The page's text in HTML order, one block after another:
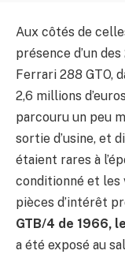
Aux côtés de
présence d’un
Ferrari 288 GTO,
2,6 millions
parcouru un peu
sortie d’usine, et
étaient rares à
conditionné et les
pièces d’intérêt
GTB/4 de 1966,
a été exposé au